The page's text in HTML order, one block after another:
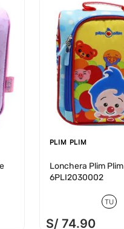
PLIM PLIM
Lonchera Plim Plim
6PLI2030002
TU
S/ 74.90